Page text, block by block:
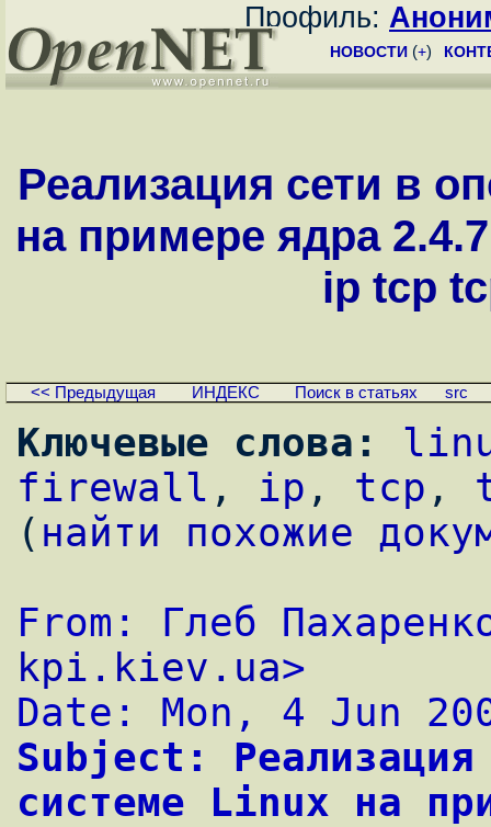
Профиль:
НОВОСТИ (+)
Реализация сети в
на примере ядра
ip tcp
<< Предыдущая ИНДЕКС Поиск в статьях src
Ключевые слова:
firewall , ip , tcp ,
( найти похожие
From: Глеб
kpi.kiev.ua>
Date: Mon, 4 Jun
Subject: Реализация
системе Linux на